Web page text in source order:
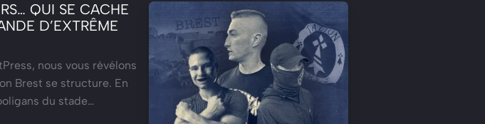
QUI SE CACHE
D’EXTRÊME
nous vous révélons
Brest se structure. En
du stade…